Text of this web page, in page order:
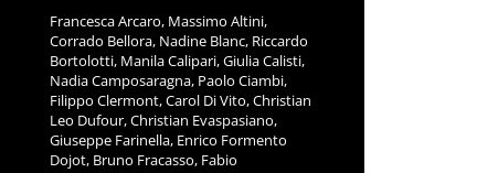
Francesca Arcaro, Massimo Altini,
Corrado Bellora, Nadine Blanc, Riccardo
Bortolotti, Manila Calipari, Giulia Calisti,
Nadia Camposaragna, Paolo Ciambi,
Filippo Clermont, Carol Di Vito, Christian
Leo Dufour, Christian Evaspasiano,
Giuseppe Farinella, Enrico Formento
Dojot, Bruno Fracasso, Fabio